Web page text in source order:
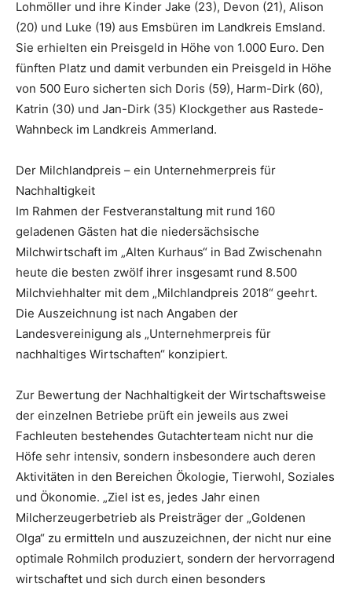
Lohmöller und ihre Kinder Jake (23), Devon (21), Alison
(20) und Luke (19) aus Emsbüren im Landkreis Emsland.
Sie erhielten ein Preisgeld in Höhe von 1.000 Euro. Den
fünften Platz und damit verbunden ein Preisgeld in Höhe
von 500 Euro sicherten sich Doris (59), Harm-Dirk (60),
Katrin (30) und Jan-Dirk (35) Klockgether aus Rastede-
Wahnbeck im Landkreis Ammerland.
Der Milchlandpreis – ein Unternehmerpreis für
Nachhaltigkeit
Im Rahmen der Festveranstaltung mit rund 160
geladenen Gästen hat die niedersächsische
Milchwirtschaft im „Alten Kurhaus“ in Bad Zwischenahn
heute die besten zwölf ihrer insgesamt rund 8.500
Milchviehhalter mit dem „Milchlandpreis 2018“ geehrt.
Die Auszeichnung ist nach Angaben der
Landesvereinigung als „Unternehmerpreis für
nachhaltiges Wirtschaften“ konzipiert.
Zur Bewertung der Nachhaltigkeit der Wirtschaftsweise
der einzelnen Betriebe prüft ein jeweils aus zwei
Fachleuten bestehendes Gutachterteam nicht nur die
Höfe sehr intensiv, sondern insbesondere auch deren
Aktivitäten in den Bereichen Ökologie, Tierwohl, Soziales
und Ökonomie. „Ziel ist es, jedes Jahr einen
Milcherzeugerbetrieb als Preisträger der „Goldenen
Olga“ zu ermitteln und auszuzeichnen, der nicht nur eine
optimale Rohmilch produziert, sondern der hervorragend
wirtschaftet und sich durch einen besonders